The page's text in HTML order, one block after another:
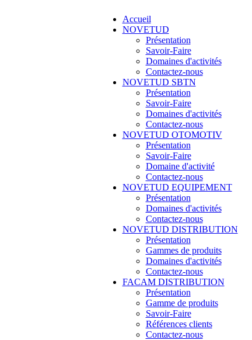
Accueil
NOVETUD
Présentation
Savoir-Faire
Domaines d'activités
Contactez-nous
NOVETUD SBTN
Présentation
Savoir-Faire
Domaines d'activités
Contactez-nous
NOVETUD OTOMOTIV
Présentation
Savoir-Faire
Domaine d'activité
Contactez-nous
NOVETUD EQUIPEMENT
Présentation
Domaines d'activités
Contactez-nous
NOVETUD DISTRIBUTION
Présentation
Gammes de produits
Domaines d'activités
Contactez-nous
FACAM DISTRIBUTION
Présentation
Gamme de produits
Savoir-Faire
Références clients
Contactez-nous